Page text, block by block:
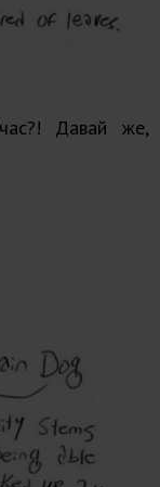
Давай же,